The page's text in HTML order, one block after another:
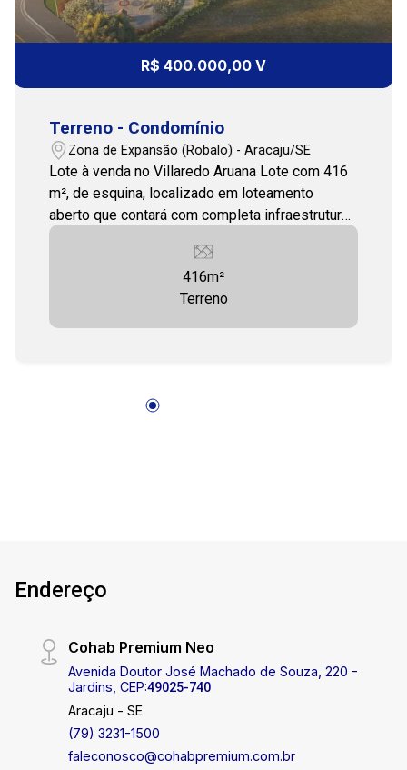
15:00
16:00
17:00
R$ 400.000,00 V
Terreno - Condomínio
Zona de Expansão (Robalo) - Aracaju/SE
Lote à venda no Villaredo Aruana Lote com 416
m², de esquina, localizado em loteamento
aberto que contará com completa infraestrutura
urbana, ideal para quem deseja morar ou investir
com segurança e potencial de valorização. O
loteamento terá como diferencial o acesso
exclusivo ao rio, com deck para contemplar o
belíssimo pôr do sol, proporcionando qualidade
visita! Cohab Premium Imobiliária - PJ 208
416m²
Terreno
Endereço
Cohab Premium Neo
Avenida Doutor José Machado de Souza, 220 -
Jardins, CEP:49025-740
Aracaju - SE
(79) 3231-1500
faleconosco@cohabpremium.com.br